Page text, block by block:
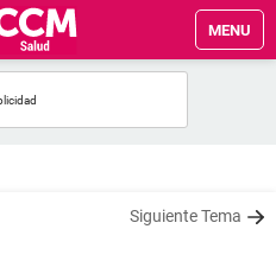
MENU
Siguiente Tema